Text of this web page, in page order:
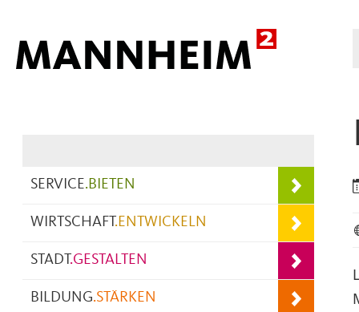
SERVICE.BIETEN
WIRTSCHAFT.ENTWICKELN
STADT.GESTALTEN
BILDUNG.STÄRKEN